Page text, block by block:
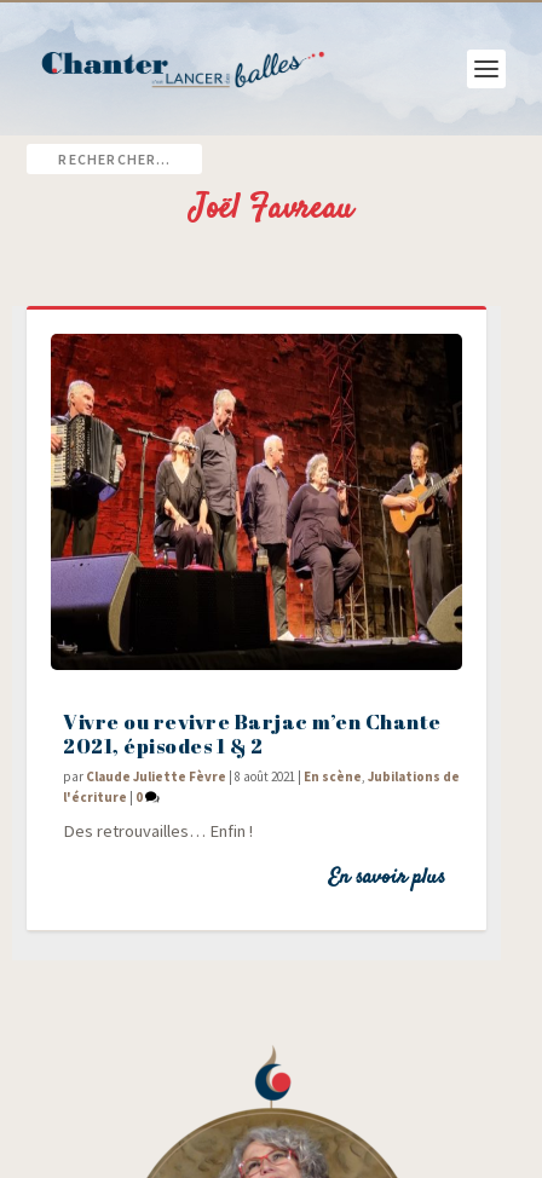
Joël Favreau
Vivre ou revivre Barjac m’en Chante
2021, épisodes 1 & 2
par Claude Juliette Fèvre |8 août 2021 | En scène ,Jubilations de
l'écriture | 0
Des retrou­vailles… Enfin !
En savoir plus